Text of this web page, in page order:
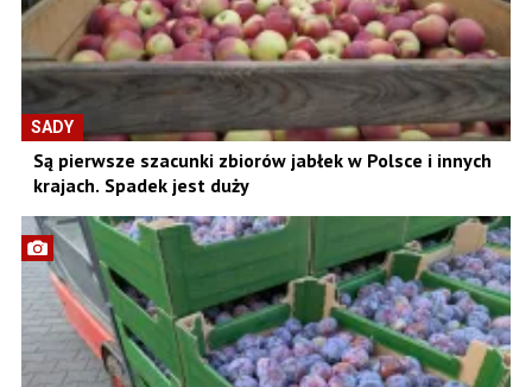
SADY
Są pierwsze szacunki zbiorów jabłek w Polsce i innych
krajach. Spadek jest duży